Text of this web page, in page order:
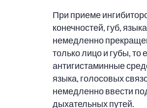
При приеме
конечностей, губ,
немедленно
только лицо и губы,
антигистаминные
языка, голосовых
немедленно ввести
дыхательных путей.